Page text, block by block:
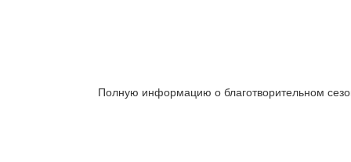
Полную информацию о благотворительном